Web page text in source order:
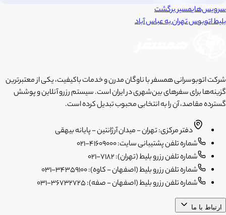
سرویس‌هایمسیر برگشت
بلیط اتوبوستهرانبهعباس آباد
شرکت اتوبوسرانی همسفر با ناوگان مدرن و خدمات باکیفیت، یکی از معتبرترین
گزینه‌ها برای سفرهای بین‌شهری در ایران است. سیستم رزرو آنلاین و پوشش
گسترده مقاصد، آن را به انتخابی محبوب تبدیل کرده است.
دفتر مرکزی: تهران - میدان آرژانتین - پایانه بیهقی
شماره تلفن پشتیبانی سایت: 41609000-021
شماره تلفن رزرو بلیط (تهران): 7182-021
شماره تلفن رزرو بلیط (اصفهان - کاوه): 34359100-031
شماره تلفن رزرو بلیط (اصفهان - صفه): 36732725-031
ارتباط با ما